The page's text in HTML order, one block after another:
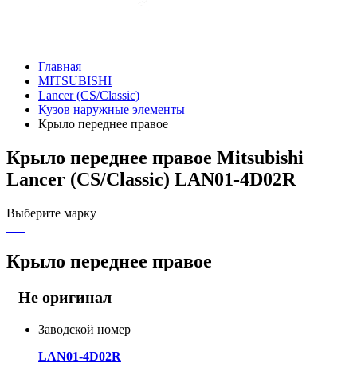
Главная
MITSUBISHI
Lancer (CS/Classic)
Кузов наружные элементы
Крыло переднее правое
Крыло переднее правое Mitsubishi
Lancer (CS/Classic) LAN01-4D02R
Выберите марку
Крыло переднее правое
Не оригинал
Заводской номер
LAN01-4D02R